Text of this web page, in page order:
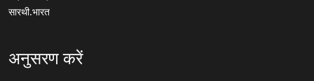
सारथी.भारत
अनुसरण करें